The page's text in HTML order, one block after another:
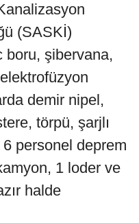
(SASKİ)
boru, şibervana,
demir nipel,
törpü, şarjlı
personel deprem
1 loder ve
halde